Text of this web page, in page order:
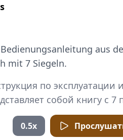
aus
mit 7 Siegeln.
по эксплуатации
собой книгу с 7
0.5x